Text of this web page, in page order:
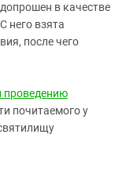
в качестве
него взята
после чего
проведению
почитаемого у